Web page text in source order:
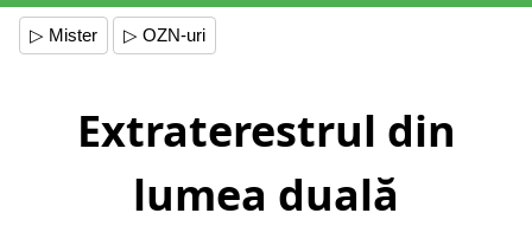
▷ Mister ▷ OZN-uri
Extraterestrul din
lumea duală